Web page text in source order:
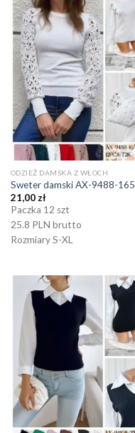
ODZIEŻ DAMSKA Z WŁOCH
Sweter damski AX-9488-165
21,00zł
Paczka 12 szt
25.8 PLN brutto
Rozmiary S-XL